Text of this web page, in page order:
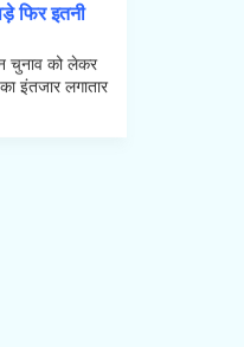
फिर इतनी
चुनाव को लेकर
इंतजार लगातार